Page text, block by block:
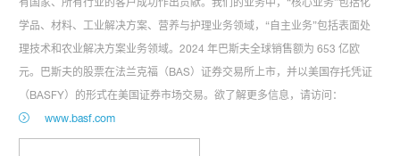
学品、材料、工业解决方案、营养与护理业务领域，“自主业务”包括表面处
理技术和农业解决方案业务领域。2024 年巴斯夫全球销售额为 653 亿欧
元。巴斯夫的股票在法兰克福（BAS）证券交易所上市，并以美国存托凭证
（BASFY）的形式在美国证券市场交易。欲了解更多信息，请访问：
www.basf.com